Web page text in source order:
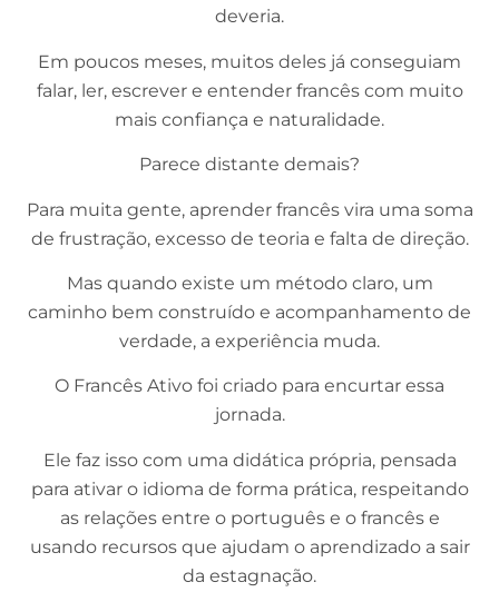
deveria.
Em poucos meses, muitos deles já conseguiam
falar, ler, escrever e entender francês com muito
mais confiança e naturalidade.
Parece distante demais?
Para muita gente, aprender francês vira uma soma
de frustração, excesso de teoria e falta de direção.
Mas quando existe um método claro, um
caminho bem construído e acompanhamento de
verdade, a experiência muda.
O Francês Ativo foi criado para encurtar essa
jornada.
Ele faz isso com uma didática própria, pensada
para ativar o idioma de forma prática, respeitando
as relações entre o português e o francês e
usando recursos que ajudam o aprendizado a sair
da estagnação.